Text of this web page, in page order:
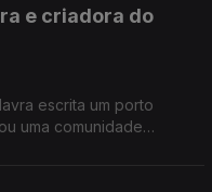
e criadora do
escrita um porto
uma comunidade